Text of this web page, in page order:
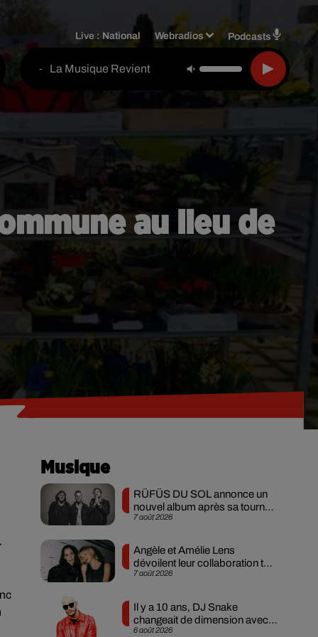
Live : National Webradios Podcasts
- La Musique Revient
au lieu de
Musique
7 août 2026
RÜFÜS DU SOL annonce un
nouvel album après sa tournée
mondiale
7 août 2026
Angèle et Amélie Lens
dévoilent leur collaboration tant
attendue
6 août 2026
Il y a 10 ans, DJ Snake
changeait de dimension avec
son premier...